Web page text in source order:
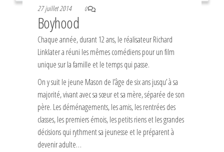
27 juillet 2014
0
Boyhood
Chaque année, durant 12 ans, le réalisateur Richard
Linklater a réuni les mêmes comédiens pour un film
unique sur la famille et le temps qui passe.
On y suit le jeune Mason de l’âge de six ans jusqu’ à sa
majorité, vivant avec sa sœur et sa mère, séparée de son
père. Les déménagements, les amis, les rentrées des
classes, les premiers émois, les petits riens et les grandes
décisions qui rythment sa jeunesse et le préparent à
devenir adulte…